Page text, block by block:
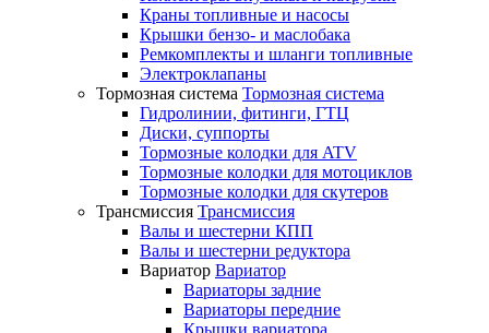
Краны топливные и насосы
Крышки бензо- и маслобака
Ремкомплекты и шланги топливные
Электроклапаны
Тормозная система Тормозная система
Гидролинии, фитинги, ГТЦ
Диски, суппорты
Тормозные колодки для ATV
Тормозные колодки для мотоциклов
Тормозные колодки для скутеров
Трансмиссия Трансмиссия
Валы и шестерни КПП
Валы и шестерни редуктора
Вариатор Вариатор
Вариаторы задние
Вариаторы передние
Крышки вариатора